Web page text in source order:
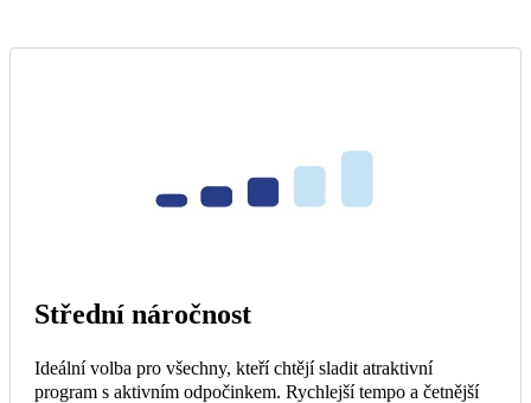
Střední náročnost
Ideální volba pro všechny, kteří chtějí sladit atraktivní
program s aktivním odpočinkem. Rychlejší tempo a četnější